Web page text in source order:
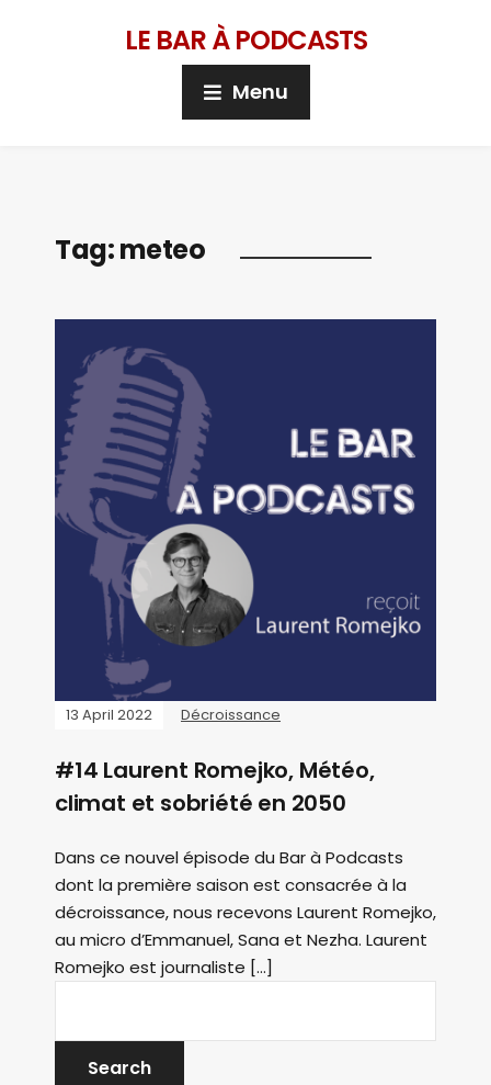
LE BAR À PODCASTS
Menu
Tag:meteo
13 April 2022 Décroissance
#14 Laurent Romejko, Météo,
climat et sobriété en 2050
Dans ce nouvel épisode du Bar à Podcasts
dont la première saison est consacrée à la
décroissance, nous recevons Laurent Romejko,
au micro d’Emmanuel, Sana et Nezha. Laurent
Romejko est journaliste […]